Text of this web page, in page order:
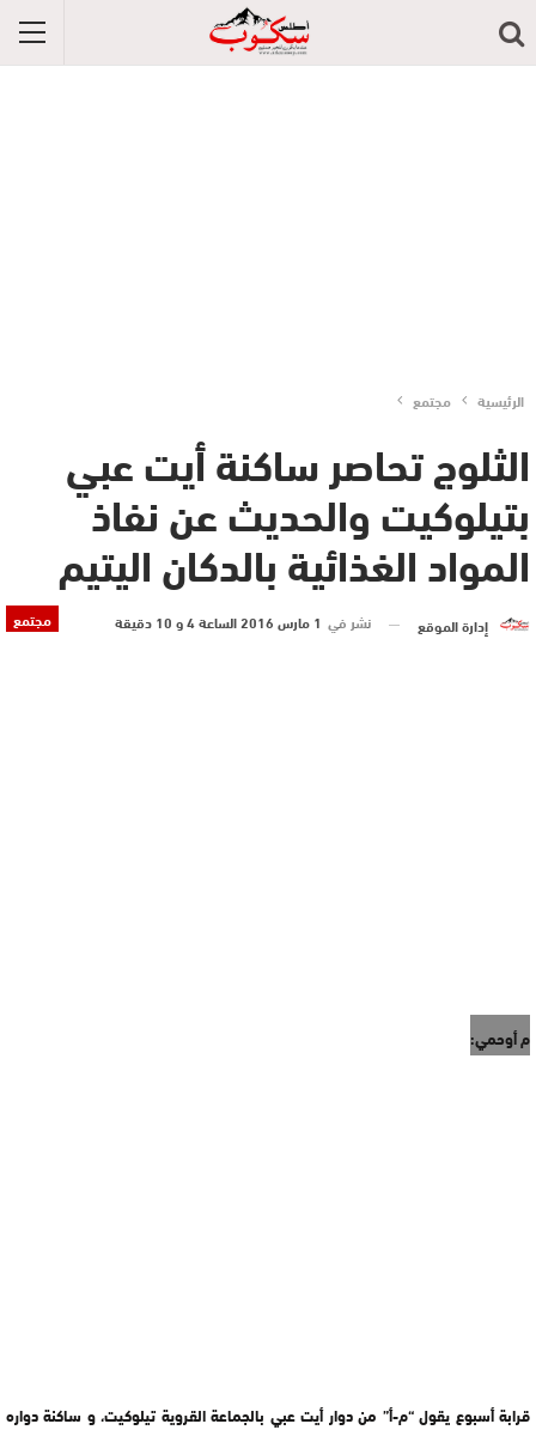
الرئيسية مجتمع
الثلوج تحاصر ساكنة أيت عبي
بتيلوكيت والحديث عن نفاذ
المواد الغذائية بالدكان اليتيم
مجتمع إدارة الموقع نشر في 1 مارس 2016 الساعة 4 و 10 دقيقة
م أوحمي:
قرابة أسبوع يقول “م-أ” من دوار أيت عبي بالجماعة القروية تيلوكيت، و ساكنة دواره